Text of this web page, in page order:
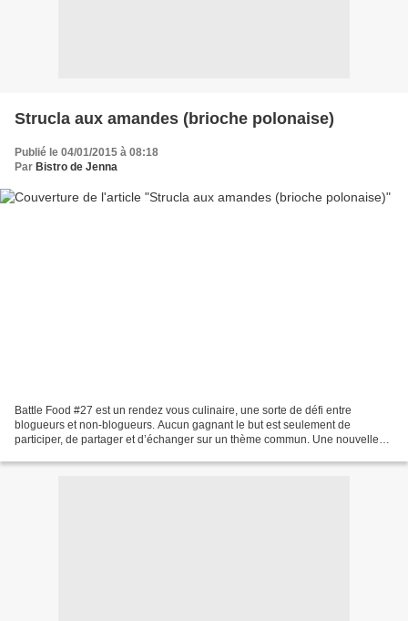
Strucla aux amandes (brioche polonaise)
Publié le 04/01/2015 à 08:18
Par Bistro de Jenna
Battle Food #27 est un rendez vous culinaire, une sorte de défi entre
blogueurs et non-blogueurs. Aucun gagnant le but est seulement de
participer, de partager et d’échanger sur un thème commun. Une nouvelle